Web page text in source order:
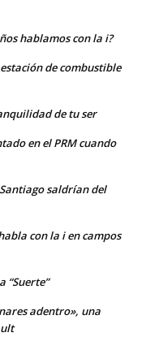
hablamos con la i?
de combustible
de tu ser
en el PRM cuando
saldrían del
con la i en campos
“Suerte”
adentro», una